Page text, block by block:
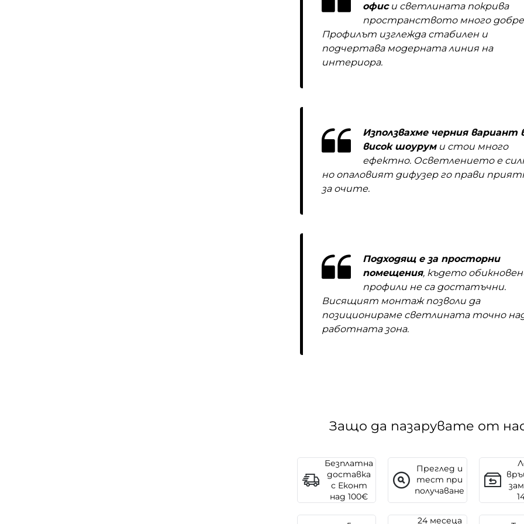
офиси светлината покрива
пространството много
Профилът изглежда стабилен и
подчертава модерната линия на
интериора.
Използвахме черния вариант
висок шоуруми стои много
ефектно. Осветлението е
но опаловият дифузер го прави
за очите.
Подходящ е за просторни
помещения, където
профили не са достатъчни.
Висящият монтаж позволи да
позиционираме светлината точно
работната зона.
Защо да пазарувате от
Безплатна
доставка
с Еконт
над 100€
Преглед и
тест при
получаване
24 месеца